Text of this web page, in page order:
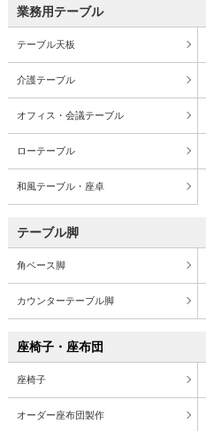
業務用テーブル
テーブル天板
介護テーブル
オフィス・会議テーブル
ローテーブル
和風テーブル・座卓
テーブル脚
角ベース脚
カウンターテーブル脚
座椅子・座布団
座椅子
オーダー座布団製作